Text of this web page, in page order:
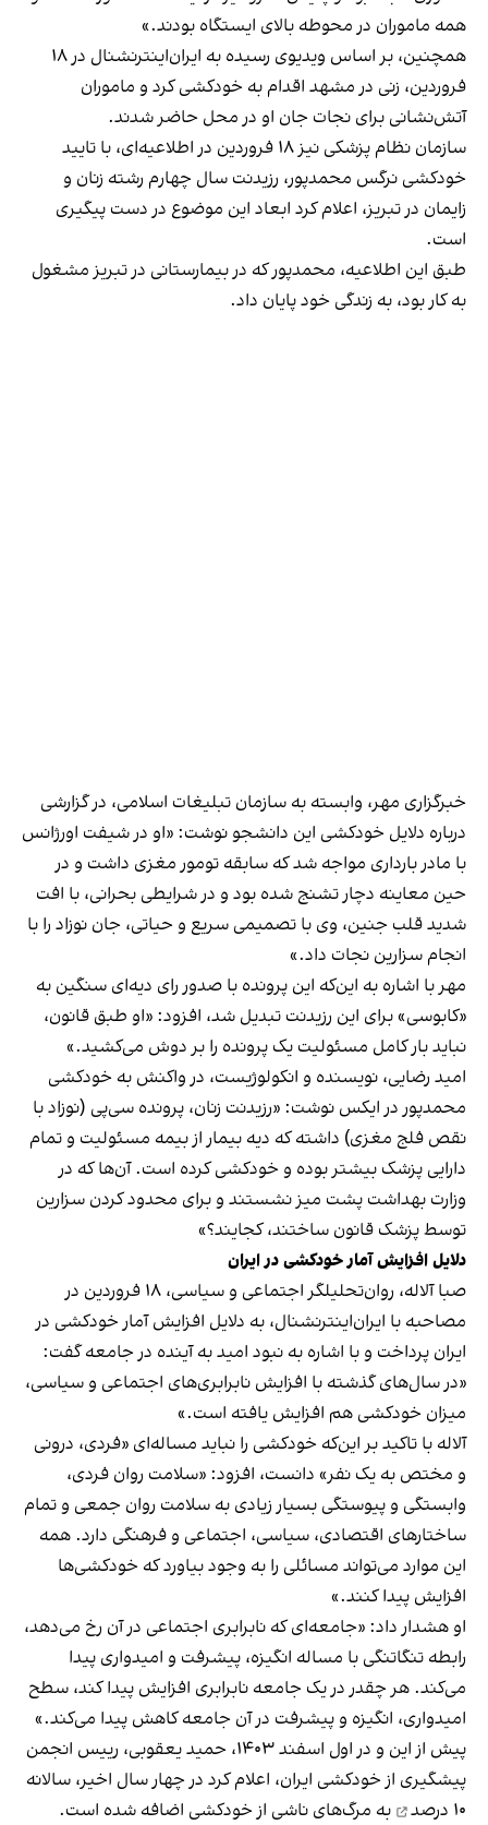
همه ماموران در محوطه بالای ایستگاه بودند.»
همچنین، بر اساس ویدیوی رسیده به ایران‌اینترنشنال در ۱۸
فروردین، زنی در مشهد اقدام به خودکشی کرد و ماموران
آتش‌نشانی برای نجات جان او در محل حاضر شدند.
سازمان نظام پزشکی نیز ۱۸ فروردین در اطلاعیه‌ای، با تایید
خودکشی نرگس محمدپور، رزیدنت سال چهارم رشته زنان و
زایمان در تبریز، اعلام کرد ابعاد این موضوع در دست پیگیری
است.
طبق این اطلاعیه، محمدپور که در بیمارستانی در تبریز مشغول
به کار بود، به زندگی خود پایان داد.
خبرگزاری مهر، وابسته به سازمان تبلیغات اسلامی، در گزارشی
درباره دلایل خودکشی این دانشجو نوشت: «او در شیفت اورژانس
با مادر بارداری مواجه شد که سابقه تومور مغزی داشت و در
حین معاینه دچار تشنج شده بود و در شرایطی بحرانی، با افت
شدید قلب جنین، وی با تصمیمی سریع و حیاتی، جان نوزاد را با
انجام سزارین نجات داد.»
مهر با اشاره به این‌که این پرونده با صدور رای دیه‌ای سنگین به
«کابوسی» برای این رزیدنت تبدیل شد، افزود: «او طبق قانون،
نباید بار کامل مسئولیت یک پرونده را بر دوش می‌کشید.»
امید رضایی، نویسنده و انکولوژیست، در واکنش به خودکشی
محمدپور در ایکس نوشت: «رزیدنت زنان، پرونده سی‌پی (نوزاد با
نقص فلج مغزی) داشته که دیه بیمار از بیمه مسئولیت و تمام
دارایی پزشک بیشتر بوده و خودکشی کرده است. آن‌ها که در
وزارت بهداشت پشت میز نشستند و برای محدود کردن سزارین
توسط پزشک قانون ساختند، کجایند؟»
دلایل افزایش آمار خودکشی در ایران
صبا آلاله، روان‌تحلیلگر اجتماعی و سیاسی، ۱۸ فروردین در
مصاحبه با ایران‌اینترنشنال، به دلایل افزایش آمار خودکشی در
ایران پرداخت و با اشاره به نبود امید به آینده در جامعه گفت:‌
«در سال‌های گذشته با افزایش نابرابری‌های اجتماعی و سیاسی،
میزان خودکشی هم افزایش یافته است.»
آلاله با تاکید بر این‌که خودکشی را نباید مساله‌ای «فردی، درونی
و مختص به یک نفر» دانست، افزود: «سلامت روان فردی،
وابستگی و پیوستگی بسیار زیادی به سلامت روان جمعی و تمام
ساختارهای اقتصادی، سیاسی، اجتماعی و فرهنگی دارد. همه
این موارد می‌تواند مسائلی را به وجود بیاورد که خودکشی‌ها
افزایش پیدا کنند.»
او هشدار داد: «جامعه‌ای که نابرابری اجتماعی در آن رخ می‌دهد،
رابطه تنگاتنگی با مساله انگیزه، پیشرفت و امیدواری پیدا
می‌کند. هر چقدر در یک جامعه نابرابری افزایش پیدا کند، سطح
امیدواری، انگیزه و پیشرفت در آن جامعه کاهش پیدا می‌کند.»
پیش از این و در اول اسفند ۱۴۰۳، حمید یعقوبی، رییس انجمن
پیشگیری از خودکشی ایران، اعلام کرد در چهار سال اخیر، سالانه
۱۰ درصد
به مرگ‌های ناشی از خودکشی اضافه شده است.